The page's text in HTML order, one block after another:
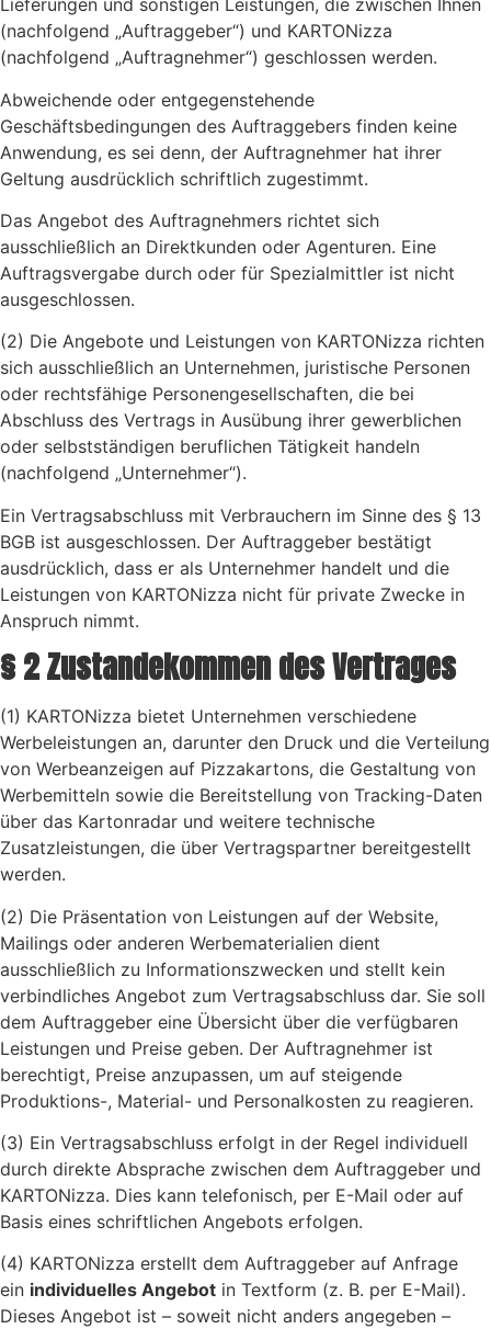
Lieferungen und sonstigen Leistungen, die zwischen Ihnen
(nachfolgend „Auftraggeber“) und KARTONizza
(nachfolgend „Auftragnehmer“) geschlossen werden.
Abweichende oder entgegenstehende
Geschäftsbedingungen des Auftraggebers finden keine
Anwendung, es sei denn, der Auftragnehmer hat ihrer
Geltung ausdrücklich schriftlich zugestimmt.
Das Angebot des Auftragnehmers richtet sich
ausschließlich an Direktkunden oder Agenturen. Eine
Auftragsvergabe durch oder für Spezialmittler ist nicht
ausgeschlossen.
(2) Die Angebote und Leistungen von KARTONizza richten
sich ausschließlich an Unternehmen, juristische Personen
oder rechtsfähige Personengesellschaften, die bei
Abschluss des Vertrags in Ausübung ihrer gewerblichen
oder selbstständigen beruflichen Tätigkeit handeln
(nachfolgend „Unternehmer“).
Ein Vertragsabschluss mit Verbrauchern im Sinne des § 13
BGB ist ausgeschlossen. Der Auftraggeber bestätigt
ausdrücklich, dass er als Unternehmer handelt und die
Leistungen von KARTONizza nicht für private Zwecke in
Anspruch nimmt.
§ 2 Zustandekommen des Vertrages
(1) KARTONizza bietet Unternehmen verschiedene
Werbeleistungen an, darunter den Druck und die Verteilung
von Werbeanzeigen auf Pizzakartons, die Gestaltung von
Werbemitteln sowie die Bereitstellung von Tracking-Daten
über das Kartonradar und weitere technische
Zusatzleistungen, die über Vertragspartner bereitgestellt
werden.
(2) Die Präsentation von Leistungen auf der Website,
Mailings oder anderen Werbematerialien dient
ausschließlich zu Informationszwecken und stellt kein
verbindliches Angebot zum Vertragsabschluss dar. Sie soll
dem Auftraggeber eine Übersicht über die verfügbaren
Leistungen und Preise geben. Der Auftragnehmer ist
berechtigt, Preise anzupassen, um auf steigende
Produktions-, Material- und Personalkosten zu reagieren.
(3) Ein Vertragsabschluss erfolgt in der Regel individuell
durch direkte Absprache zwischen dem Auftraggeber und
KARTONizza. Dies kann telefonisch, per E-Mail oder auf
Basis eines schriftlichen Angebots erfolgen.
(4) KARTONizza erstellt dem Auftraggeber auf Anfrage
ein individuelles Angebot in Textform (z. B. per E-Mail).
Dieses Angebot ist – soweit nicht anders angegeben –